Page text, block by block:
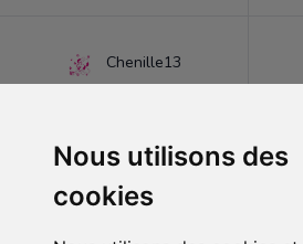
Nous utilisons des
cookies
Chenille13